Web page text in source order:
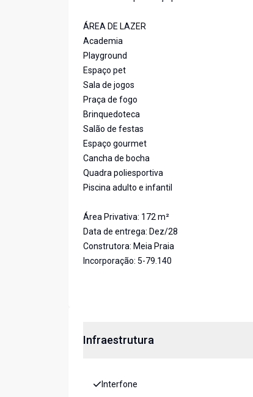
ÁREA DE LAZER
Academia
Playground
Espaço pet
Sala de jogos
Praça de fogo
Brinquedoteca
Salão de festas
Espaço gourmet
Cancha de bocha
Quadra poliesportiva
Piscina adulto e infantil
Área Privativa: 172 m²
Data de entrega: Dez/28
Construtora: Meia Praia
Incorporação: 5-79.140
Infraestrutura
Interfone